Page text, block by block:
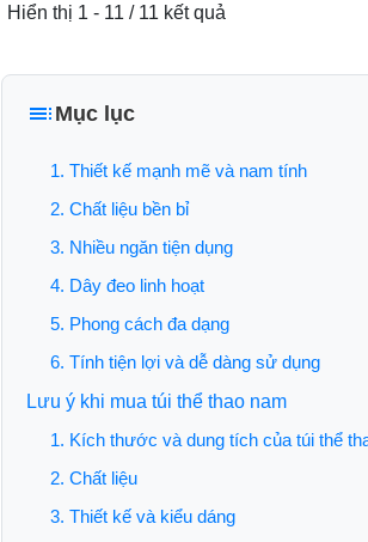
Hiển thị 1 - 11 / 11 kết quả
Mục lục
1. Thiết kế mạnh mẽ và nam tính
2. Chất liệu bền bỉ
3. Nhiều ngăn tiện dụng
4. Dây đeo linh hoạt
5. Phong cách đa dạng
6. Tính tiện lợi và dễ dàng sử dụng
Lưu ý khi mua túi thể thao nam
1. Kích thước và dung tích của túi thể
2. Chất liệu
3. Thiết kế và kiểu dáng